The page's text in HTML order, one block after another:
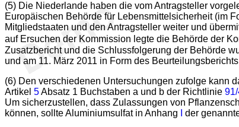
(5) Die Niederlande haben die vom Antragsteller
Europäischen Behörde für Lebensmittelsicherheit (im
Mitgliedstaaten und den Antragsteller weiter und
auf Ersuchen der Kommission legte die Behörde der
Zusatzbericht und die Schlussfolgerung der Behörde
und am 11. März 2011 in Form des
(6) Den verschiedenen Untersuchungen zufolge kann
Artikel 5Absatz 1 Buchstaben a und b der Richtlinie
Um sicherzustellen, dass Zulassungen von
können, sollte Aluminiumsulfat in Anhang
der